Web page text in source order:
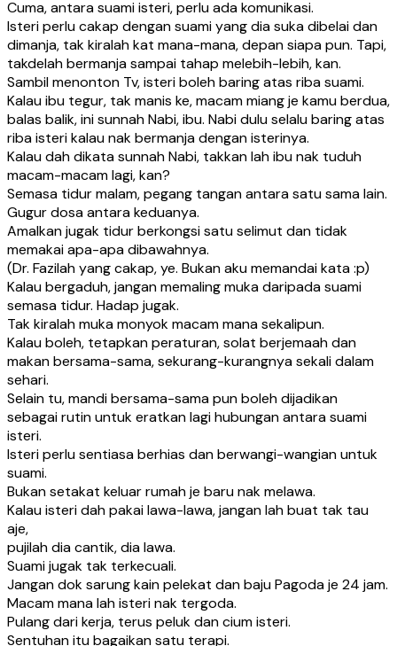
Cuma, antara suami isteri, perlu ada komunikasi.
Isteri perlu cakap dengan suami yang dia suka dibelai dan
dimanja, tak kiralah kat mana-mana, depan siapa pun. Tapi,
takdelah bermanja sampai tahap melebih-lebih, kan.
Sambil menonton Tv, isteri boleh baring atas riba suami.
Kalau ibu tegur, tak manis ke, macam miang je kamu berdua,
balas balik, ini sunnah Nabi, ibu. Nabi dulu selalu baring atas
riba isteri kalau nak bermanja dengan isterinya.
Kalau dah dikata sunnah Nabi, takkan lah ibu nak tuduh
macam-macam lagi, kan?
Semasa tidur malam, pegang tangan antara satu sama lain.
Gugur dosa antara keduanya.
Amalkan jugak tidur berkongsi satu selimut dan tidak
memakai apa-apa dibawahnya.
(Dr. Fazilah yang cakap, ye. Bukan aku memandai kata :p)
Kalau bergaduh, jangan memaling muka daripada suami
semasa tidur. Hadap jugak.
Tak kiralah muka monyok macam mana sekalipun.
Kalau boleh, tetapkan peraturan, solat berjemaah dan
makan bersama-sama, sekurang-kurangnya sekali dalam
sehari.
Selain tu, mandi bersama-sama pun boleh dijadikan
sebagai rutin untuk eratkan lagi hubungan antara suami
isteri.
Isteri perlu sentiasa berhias dan berwangi-wangian untuk
suami.
Bukan setakat keluar rumah je baru nak melawa.
Kalau isteri dah pakai lawa-lawa, jangan lah buat tak tau
aje,
pujilah dia cantik, dia lawa.
Suami jugak tak terkecuali.
Jangan dok sarung kain pelekat dan baju Pagoda je 24 jam.
Macam mana lah isteri nak tergoda.
Pulang dari kerja, terus peluk dan cium isteri.
Sentuhan itu bagaikan satu terapi.